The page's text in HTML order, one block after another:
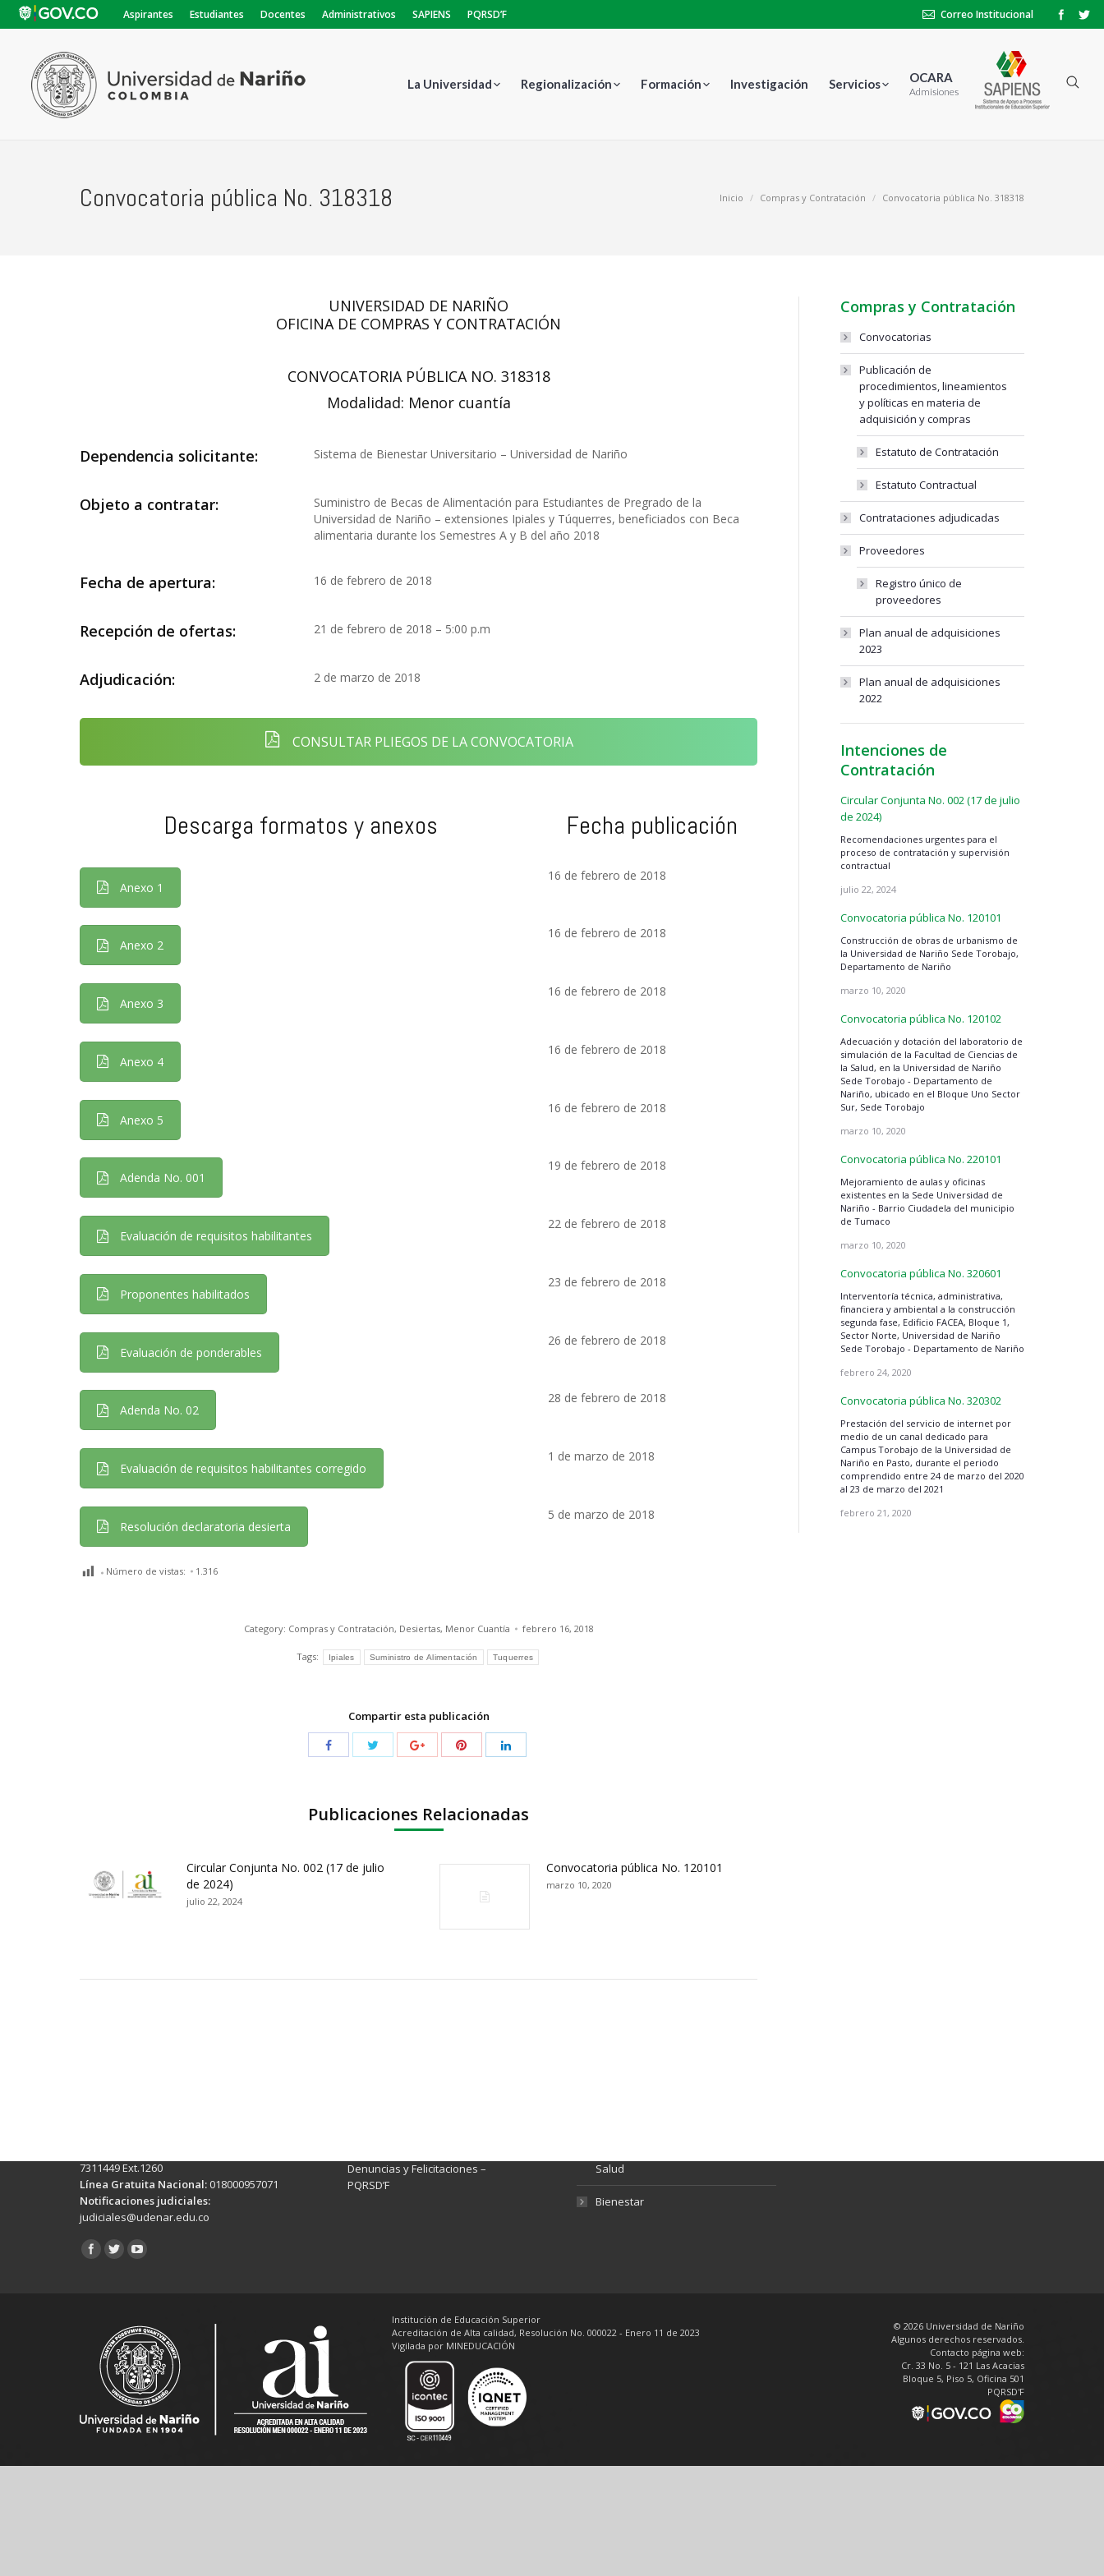
Aspirantes Estudiantes Docentes Administrativos SAPIENS PQRSD’F Correo Institucional
La Universidad Regionalización Formación Investigación Servicios OCARA
Admisiones
Convocatoria pública No. 318318 Inicio Compras y Contratación Convocatoria pública No. 318318
UNIVERSIDAD DE NARIÑO
OFICINA DE COMPRAS Y CONTRATACIÓN
CONVOCATORIA PÚBLICA NO. 318318
Modalidad: Menor cuantía
Dependencia solicitante: Sistema de Bienestar Universitario – Universidad de Nariño
Objeto a contratar:
Suministro de Becas de Alimentación para Estudiantes de Pregrado de la
Universidad de Nariño – extensiones Ipiales y Túquerres, beneficiados con Beca
alimentaria durante los Semestres A y B del año 2018
Fecha de apertura: 16 de febrero de 2018
Recepción de ofertas: 21 de febrero de 2018 – 5:00 p.m
Adjudicación: 2 de marzo de 2018
CONSULTAR PLIEGOS DE LA CONVOCATORIA
Descarga formatos y anexos Fecha publicación
Anexo 1
16 de febrero de 2018
Anexo 2
16 de febrero de 2018
Anexo 3
16 de febrero de 2018
Anexo 4
16 de febrero de 2018
Anexo 5
16 de febrero de 2018
Adenda No. 001
19 de febrero de 2018
Evaluación de requisitos habilitantes
22 de febrero de 2018
Proponentes habilitados
23 de febrero de 2018
Evaluación de ponderables
26 de febrero de 2018
Adenda No. 02
28 de febrero de 2018
Evaluación de requisitos habilitantes corregido
1 de marzo de 2018
Resolución declaratoria desierta
5 de marzo de 2018
Número de vistas: 1.316
Category: Compras y Contratación, Desiertas, Menor Cuantía febrero 16, 2018
Tags: Ipiales Suministro de Alimentación Tuquerres
Compartir esta publicación
Publicaciones Relacionadas
Circular Conjunta No. 002 (17 de julio
de 2024)
julio 22, 2024
Convocatoria pública No. 120101
marzo 10, 2020
Compras y Contratación
Convocatorias
Publicación de
procedimientos, lineamientos
y políticas en materia de
adquisición y compras
Estatuto de Contratación
Estatuto Contractual
Contrataciones adjudicadas
Proveedores
Registro único de
proveedores
Plan anual de adquisiciones
2023
Plan anual de adquisiciones
2022
Intenciones de
Contratación
Circular Conjunta No. 002 (17 de julio
de 2024)
Recomendaciones urgentes para el
proceso de contratación y supervisión
contractual
julio 22, 2024
Convocatoria pública No. 120101
Construcción de obras de urbanismo de
la Universidad de Nariño Sede Torobajo,
Departamento de Nariño
marzo 10, 2020
Convocatoria pública No. 120102
Adecuación y dotación del laboratorio de
simulación de la Facultad de Ciencias de
la Salud, en la Universidad de Nariño
Sede Torobajo - Departamento de
Nariño, ubicado en el Bloque Uno Sector
Sur, Sede Torobajo
marzo 10, 2020
Convocatoria pública No. 220101
Mejoramiento de aulas y oficinas
existentes en la Sede Universidad de
Nariño - Barrio Ciudadela del municipio
de Tumaco
marzo 10, 2020
Convocatoria pública No. 320601
Interventoría técnica, administrativa,
financiera y ambiental a la construcción
segunda fase, Edificio FACEA, Bloque 1,
Sector Norte, Universidad de Nariño
Sede Torobajo - Departamento de Nariño
febrero 24, 2020
Convocatoria pública No. 320302
Prestación del servicio de internet por
medio de un canal dedicado para
Campus Torobajo de la Universidad de
Nariño en Pasto, durante el periodo
comprendido entre 24 de marzo del 2020
al 23 de marzo del 2021
febrero 21, 2020
7311449 Ext.1260
Línea Gratuita Nacional: 018000957071
Notificaciones judiciales:
judiciales@udenar.edu.co
Encuéntranos en:
Denuncias y Felicitaciones –
PQRSD’F
Salud
Bienestar
Institución de Educación Superior
Acreditación de Alta calidad, Resolución No. 000022 - Enero 11 de 2023
Vigilada por MINEDUCACIÓN
© 2026 Universidad de Nariño
Algunos derechos reservados.
Contacto página web:
Cr. 33 No. 5 - 121 Las Acacias
Bloque 5, Piso 5, Oficina 501
PQRSD'F